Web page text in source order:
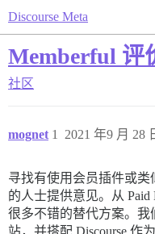
Discourse Meta
Memberful 评
社区
mognet 2021 年9 月 28
1
寻找有使用会员插件或类
的人士提供意见。从 Paid
很多不错的替代方案。我
站，并搭配 Discourse 作